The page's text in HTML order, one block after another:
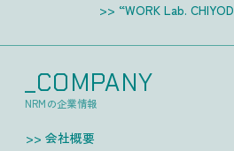
“WORK Lab.
_COMPANY
NRMの企業情報
会社概要